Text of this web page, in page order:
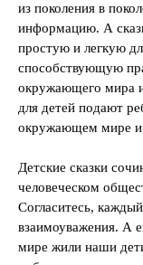
из поколения в
информацию. А
простую и легкую
способствующую
окружающего мира
для детей подают
окружающем мире и
Детские сказки
человеческом
Согласитесь,
взаимоуважения. А
мире жили наши